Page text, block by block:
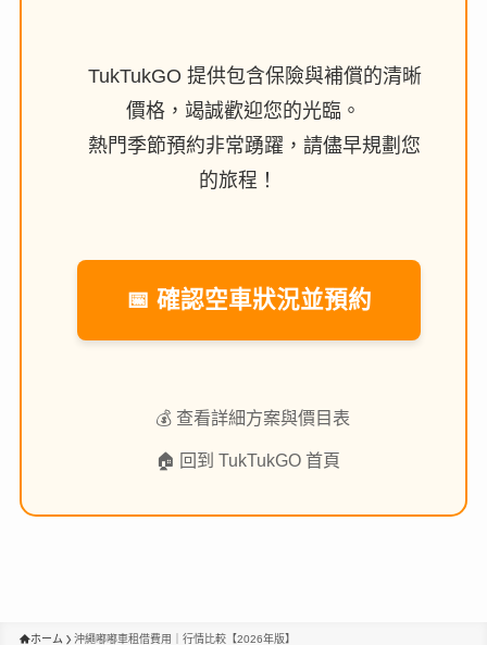
TukTukGO 提供包含保險與補償的清晰
價格，竭誠歡迎您的光臨。
熱門季節預約非常踴躍，請儘早規劃您
的旅程！
📅 確認空車狀況並預約
💰 查看詳細方案與價目表
🏠 回到 TukTukGO 首頁
ホーム 沖繩嘟嘟車租借費用｜行情比較【2026年版】